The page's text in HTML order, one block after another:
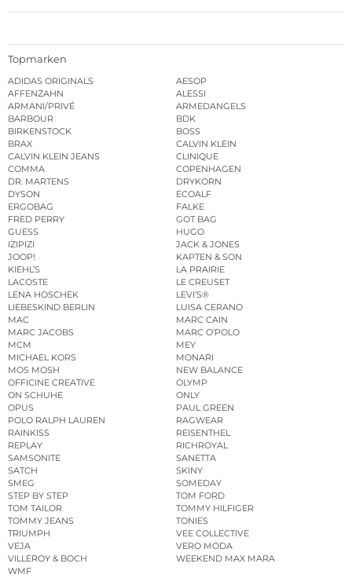
Topmarken
ADIDAS ORIGINALS
AESOP
AFFENZAHN
ALESSI
ARMANI/PRIVÉ
ARMEDANGELS
BARBOUR
BDK
BIRKENSTOCK
BOSS
BRAX
CALVIN KLEIN
CALVIN KLEIN JEANS
CLINIQUE
COMMA
COPENHAGEN
DR. MARTENS
DRYKORN
DYSON
ECOALF
ERGOBAG
FALKE
FRED PERRY
GOT BAG
GUESS
HUGO
IZIPIZI
JACK & JONES
JOOP!
KAPTEN & SON
KIEHL’S
LA PRAIRIE
LACOSTE
LE CREUSET
LENA HOSCHEK
LEVI’S®
LIEBESKIND BERLIN
LUISA CERANO
MAC
MARC CAIN
MARC JACOBS
MARC O’POLO
MCM
MEY
MICHAEL KORS
MONARI
MOS MOSH
NEW BALANCE
OFFICINE CREATIVE
OLYMP
ON SCHUHE
ONLY
OPUS
PAUL GREEN
POLO RALPH LAUREN
RAGWEAR
RAINKISS
REISENTHEL
REPLAY
RICHROYAL
SAMSONITE
SANETTA
SATCH
SKINY
SMEG
SOMEDAY
STEP BY STEP
TOM FORD
TOM TAILOR
TOMMY HILFIGER
TOMMY JEANS
TONIES
TRIUMPH
VEE COLLECTIVE
VEJA
VERO MODA
VILLEROY & BOCH
WEEKEND MAX MARA
WMF